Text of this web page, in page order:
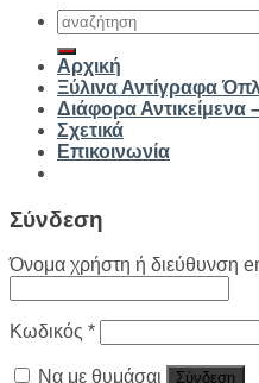
Αναζήτηση
για:
Αρχική
Ξύλινα Αντίγραφα
Διάφορα Αντικείμενα
Σχετικά
Επικοινωνία
Σύνδεση
Όνομα χρήστη ή διεύθυνση
Κωδικός *
Να με θυμάσαι Σύνδεση